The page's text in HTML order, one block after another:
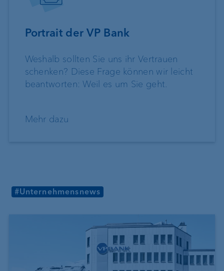
Portrait der VP Bank
Weshalb sollten Sie uns ihr Vertrauen
schenken? Diese Frage können wir leicht
beantworten: Weil es um Sie geht.
Mehr dazu
#Unternehmensnews